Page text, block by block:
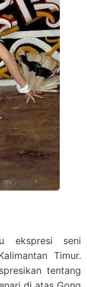
ekspresi seni
Timur.
tentang